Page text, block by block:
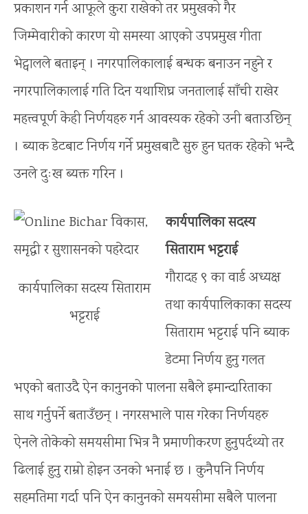
प्रकाशन गर्न आफूले कुरा राखेको तर प्रमुखको गैर
जिम्मेवारीको कारण यो समस्या आएको उपप्रमुख गीता
भेट्वालले बताइन् । नगरपालिकालाई बन्धक बनाउन नहुने र
नगरपालिकालाई गति दिन यथाशिघ्र जनतालाई साँची राखेर
महत्त्वपूर्ण केही निर्णयहरु गर्न आवस्यक रहेको उनी बताउछिन्
। ब्याक डेटबाट निर्णय गर्ने प्रमुखबाटै सुरु हुन घतक रहेको भन्दै
उनले दुःख ब्यक्त गरिन ।
कार्यपालिका सदस्य सिताराम
भट्टराई
कार्यपालिका सदस्य
सिताराम भट्टराई
गौरादह ९ का वार्ड अध्यक्ष
तथा कार्यपालिकाका सदस्य
सिताराम भट्टराई पनि ब्याक
डेटमा निर्णय हुनु गलत
भएको बताउदै ऐन कानुनको पालना सबैले इमान्दारिताका
साथ गर्नुपर्ने बताउँछन् । नगरसभाले पास गरेका निर्णयहरु
ऐनले तोकेको समयसीमा भित्र नै प्रमाणीकरण हुनुपर्दथ्यो तर
ढिलाई हुनु राम्रो होइन उनको भनाई छ । कुनैपनि निर्णय
सहमतिमा गर्दा पनि ऐन कानुनको समयसीमा सबैले पालना